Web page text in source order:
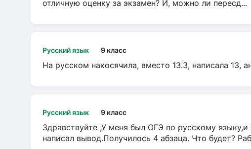
отличную оценку за экзамен? И, можно ли пересд...
Русский язык 9 класс
На русском накосячила, вместо 13.3, написала 13,
Русский язык 9 класс
Здравствуйте ,У меня был ОГЭ по русскому
написал вывод.Получилось 4 абзаца. Что будет?